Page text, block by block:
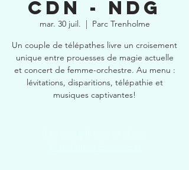
CDN - NDG
mar. 30 juil.
  |
Parc Trenholme
Un couple de télépathes livre un croisement
unique entre prouesses de magie actuelle
et concert de femme-orchestre. Au menu :
lévitations, disparitions, télépathie et
musiques captivantes!